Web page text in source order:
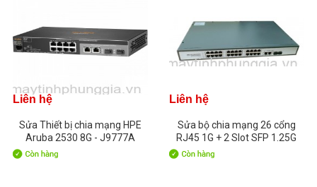
Liên hệ
Sửa Thiết bị chia mạng HPE
Aruba 2530 8G - J9777A
Liên hệ
Sửa bộ chia mạng 26 cổng
RJ45 1G + 2 Slot SFP 1.25G
Switch HDTEC